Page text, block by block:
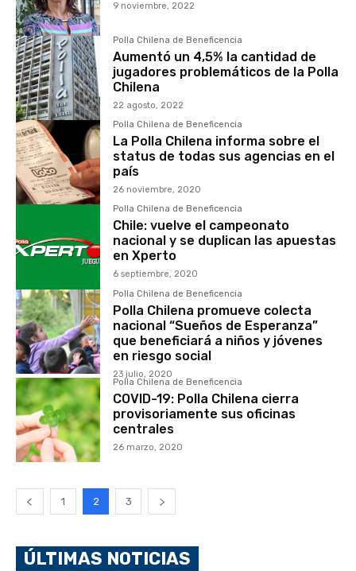
9 noviembre, 2022
Polla Chilena de Beneficencia
Aumentó un 4,5% la cantidad de
jugadores problemáticos de la Polla
Chilena
22 agosto, 2022
Polla Chilena de Beneficencia
La Polla Chilena informa sobre el
status de todas sus agencias en el
país
26 noviembre, 2020
Polla Chilena de Beneficencia
Chile: vuelve el campeonato
nacional y se duplican las apuestas
en Xperto
6 septiembre, 2020
Polla Chilena de Beneficencia
Polla Chilena promueve colecta
nacional “Sueños de Esperanza”
que beneficiará a niños y jóvenes
en riesgo social
23 julio, 2020
Polla Chilena de Beneficencia
COVID-19: Polla Chilena cierra
provisoriamente sus oficinas
centrales
26 marzo, 2020
1 2 3
ÚLTIMAS NOTICIAS